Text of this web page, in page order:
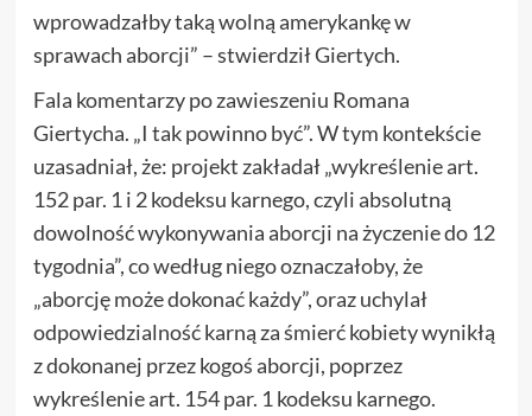
wprowadzałby taką wolną amerykankę w
sprawach aborcji” – stwierdził Giertych.
Fala komentarzy po zawieszeniu Romana
Giertycha. „I tak powinno być”. W tym kontekście
uzasadniał, że: projekt zakładał „wykreślenie art.
152 par. 1 i 2 kodeksu karnego, czyli absolutną
dowolność wykonywania aborcji na życzenie do 12
tygodnia”, co według niego oznaczałoby, że
„aborcję może dokonać każdy”, oraz uchylał
odpowiedzialność karną za śmierć kobiety wynikłą
z dokonanej przez kogoś aborcji, poprzez
wykreślenie art. 154 par. 1 kodeksu karnego.